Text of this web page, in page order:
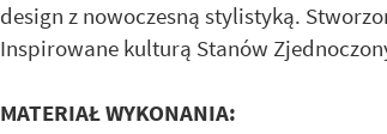
design z nowoczesną stylistyką.
Inspirowane kulturą Stanów
MATERIAŁ WYKONANIA: